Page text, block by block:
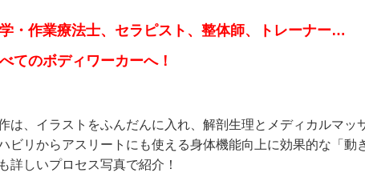
・作業療法士、セラピスト、整体師、トレーナー…
てのボディワーカーへ！
は、イラストをふんだんに入れ、解剖生理とメディカルマッ
ビリからアスリートにも使える身体機能向上に効果的な「動
詳しいプロセス写真で紹介！